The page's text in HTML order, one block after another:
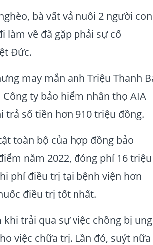
bà vất vả nuôi 2 người con
làm về đã gặp phải sự cố
Đức.
may mắn anh Triệu Thanh
ty bảo hiểm nhân thọ AIA
trả số tiền hơn 910 triệu đồng.
toàn bộ của hợp đồng bảo
năm 2022, đóng phí 16 triệu
phí điều trị tại bệnh viện hơn
điều trị tốt nhất.
khi trải qua sự việc chồng bị ung
việc chữa trị. Lần đó, suýt nữa